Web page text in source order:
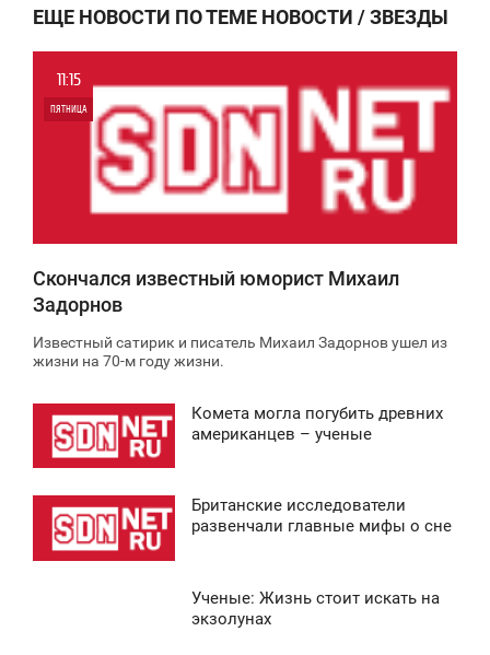
ЕЩЕ НОВОСТИ ПО ТЕМЕ НОВОСТИ / ЗВЕЗДЫ
11:15
ПЯТНИЦА
Скончался известный юморист Михаил
Задорнов
Известный сатирик и писатель Михаил Задорнов ушел из
жизни на 70-м году жизни.
Комета могла погубить древних
американцев – ученые
Британские исследователи
развенчали главные мифы о сне
Ученые: Жизнь стоит искать на
экзолунах